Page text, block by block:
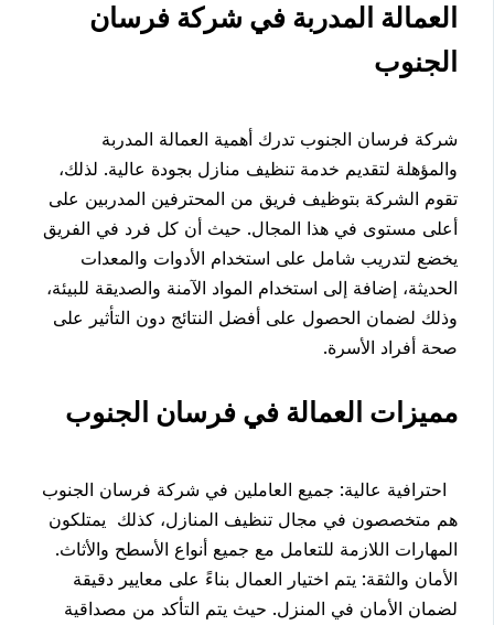
العمالة المدربة في شركة فرسان
الجنوب
شركة فرسان الجنوب تدرك أهمية العمالة المدربة
والمؤهلة لتقديم خدمة تنظيف منازل بجودة عالية. لذلك،
تقوم الشركة بتوظيف فريق من المحترفين المدربين على
أعلى مستوى في هذا المجال. حيث أن كل فرد في الفريق
يخضع لتدريب شامل على استخدام الأدوات والمعدات
الحديثة، إضافة إلى استخدام المواد الآمنة والصديقة للبيئة،
وذلك لضمان الحصول على أفضل النتائج دون التأثير على
صحة أفراد الأسرة.
مميزات العمالة في فرسان الجنوب
احترافية عالية: جميع العاملين في شركة فرسان الجنوب
هم متخصصون في مجال تنظيف المنازل، كذلك يمتلكون
المهارات اللازمة للتعامل مع جميع أنواع الأسطح والأثاث.
الأمان والثقة: يتم اختيار العمال بناءً على معايير دقيقة
لضمان الأمان في المنزل. حيث يتم التأكد من مصداقية